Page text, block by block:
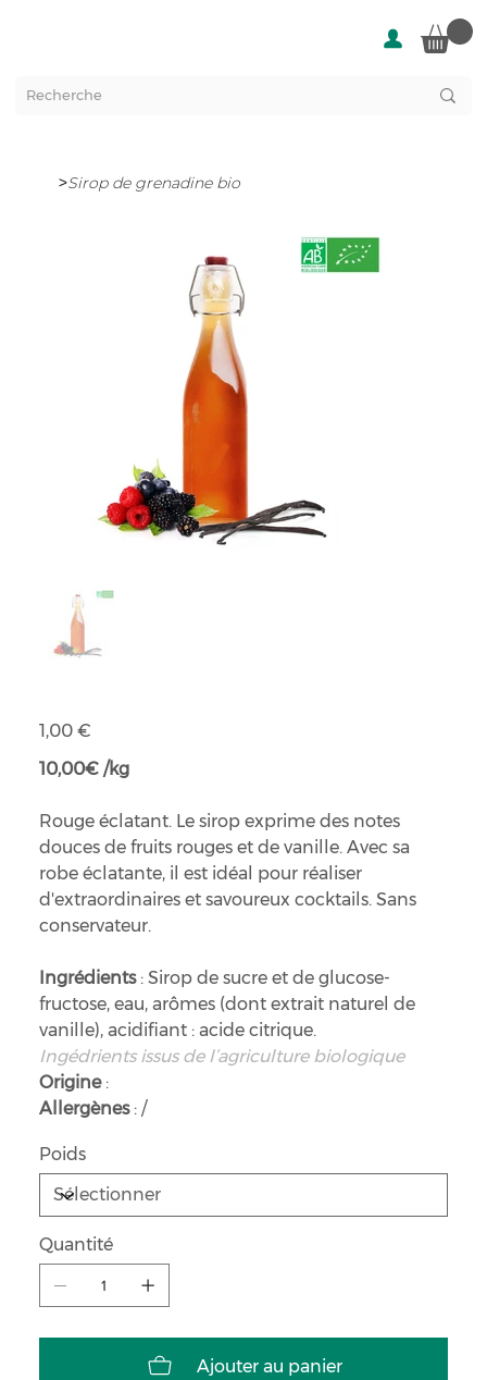
>Sirop de grenadine bio
Prix
1,00 €
10,00€ /kg
Rouge éclatant. Le sirop exprime des notes
douces de fruits rouges et de vanille. Avec sa
robe éclatante, il est idéal pour réaliser
d'extraordinaires et savoureux cocktails. Sans
conservateur.
Ingrédients : Sirop de sucre et de glucose-
fructose, eau, arômes (dont extrait naturel de
vanille), acidifiant : acide citrique.
Ingédrients issus de l’agriculture biologique
Origine:
Allergènes: /
Poids
Quantité
Ajouter au panier